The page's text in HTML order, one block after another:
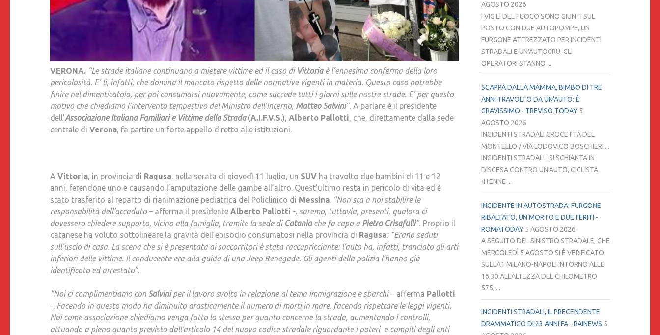
VERONA. “Le strade italiane continuano a mietere vittime ed il caso di Vittoriaè l’ennesima conferma della loro
pericolosità. E’ lì, infatti, che domina il mancato rispetto delle normative vigenti in materia. Questo caso potrebbe
finire nel dimenticatoio, per poi consumarsi nuovamente, come succede tutti i giorni sulle nostre strade. E’ per questo
motivo che chiediamo l’intervento tempestivo del Ministro dell’Interno, Matteo Salvini”. A parlare è il presidente
dell’Associazione Italiana Familiari e Vittime della Strada(A.I.F.V.S.), Alberto Pallotti , che, direttamente dalla sede
centrale di Verona , fa partire un forte appello diretto alle istituzioni.
A Vittoria, in provincia di Ragusa, nella serata di giovedì 11 luglio, un SUV ha travolto due bambini di 11 e 12
anni, ferendone uno e causando l’amputazione delle gambe all’altro. Quest’ultimo resta in pericolo di vita ed è
stato trasferito al reparto di rianimazione pediatrica del Policlinico di Messina. “Non sta a noi stabilire le
responsabilità dell’accaduto – afferma il presidente Alberto Pallotti -, saremo, tuttavia, presenti, qualora ci
dovessero chiedere supporto, vicino alla famiglia, tramite la sede di Cataniache fa capo a Pietro Crisafulli”. Proprio il
catanese ha voluto sottolineare la gravità dell’episodio consumatosi nella provincia di Ragusa: “Erano seduti
sull’uscio di casa. La scena che si è presentata ai soccorritori è stata raccapricciante: l’auto ha, infatti, tranciato gli arti
inferiori delle vittime. Il conducente era alla guida di una Jeep Renegade. Gli agenti della polizia l’hanno già
identificato ed arrestato”.
“Noi ci complimentiamo con Salviniper il lavoro svolto in relazione al tema immigrazione e sbarchi– afferma Pallotti
-. Facendo in questo modo ha diminuito drasticamente il numero di morti in mare, facendo rispettare le leggi vigenti.
Noi come associazione chiediamo venga fatto lo stesso per quanto concerne la strada, aumentando i controlli,
attuando a pieno quanto previsto dall’articolo 14 del nuovo codice stradale riguardante i poteri e compiti degli enti
AGOSTO 2026
I VIGILI DEL FUOCO SONO GIUNTI SUL
POSTO CON DUE AUTOPOMPE, UN
FURGONE ATTREZZATO PER INCIDENTI
STRADALI E UN'AUTOGRU. GLI
OPERATORI STANNO ...
SCAPPA DALLA MAMMA, BIMBO DI TRE
ANNI TRAVOLTO DA UN'AUTO: È
GRAVISSIMO - TREVISO TODAY 5
AGOSTO 2026
INCIDENTI STRADALI CROCETTA DEL
MONTELLO / VIA LODOVICO BOSCHIERI ...
INCIDENTI STRADALI · SI SCHIANTA IN
DISCESA CONTRO UN'AUTO, CICLISTA
41ENNE ...
INCIDENTE IN AUTOSTRADA: FURGONE
RIBALTATO, UN MORTO E DUE FERITI -
ROMATODAY 5 AGOSTO 2026
A SEGUITO DEL SINISTRO STRADALE, CHE
MERCOLEDÌ 5 AGOSTO SI È VERIFICATO
SULL'A1 MILANO-NAPOLI INTORNO ALLE
16:30 ALL'ALTEZZA DEL CHILOMETRO
575, ...
INCIDENTI STRADALI, IL PRECENDENTE
DRAMMATICO DI 23 ANNI FA - RAINEWS 5